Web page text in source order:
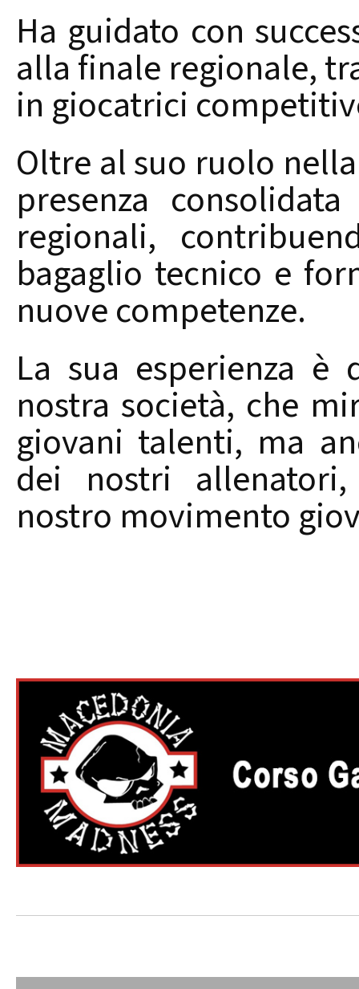
Ha guidato con
alla finale regionale,
in giocatrici
Oltre al suo ruolo
presenza
regionali,
bagaglio tecnico e
nuove competenze.
La sua esperienza
nostra società, che
giovani talenti, ma
dei nostri
nostro movimento